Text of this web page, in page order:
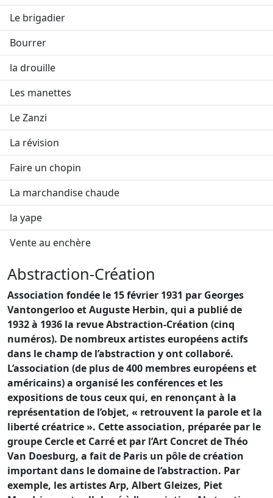
Le brigadier
Bourrer
la drouille
Les manettes
Le Zanzi
La révision
Faire un chopin
La marchandise chaude
la yape
Vente au enchère
Abstraction-Création
Association fondée le 15 février 1931 par Georges
Vantongerloo et Auguste Herbin, qui a publié de
1932 à 1936 la revue Abstraction-Création (cinq
numéros). De nombreux artistes européens actifs
dans le champ de l’abstraction y ont collaboré.
L’association (de plus de 400 membres européens et
américains) a organisé les conférences et les
expositions de tous ceux qui, en renonçant à la
représentation de l’objet, « retrouvent la parole et la
liberté créatrice ». Cette association, préparée par le
groupe Cercle et Carré et par l’Art Concret de Théo
Van Doesburg, a fait de Paris un pôle de création
important dans le domaine de l’abstraction. Par
exemple, les artistes Arp, Albert Gleizes, Piet